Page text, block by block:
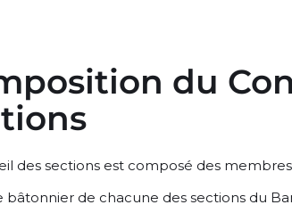
du
des sections est composé des membres
bâtonnier de chacune des sections du